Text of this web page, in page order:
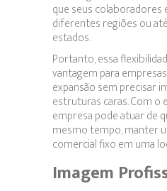
que seus colaboradores
diferentes regiões ou
estados.
Portanto, essa
vantagem para
expansão sem precisar
estruturas caras. Com o
empresa pode atuar de
mesmo tempo, manter
comercial fixo em uma
Imagem